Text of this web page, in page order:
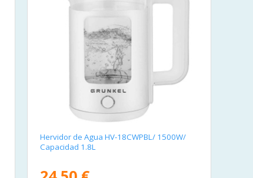
Hervidor de Agua HV-18CWPBL/ 1500W/
Capacidad 1.8L